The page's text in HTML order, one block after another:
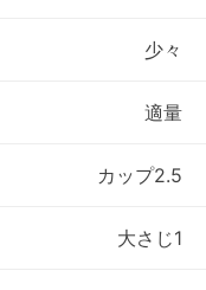
少々
適量
カップ2.5
大さじ1